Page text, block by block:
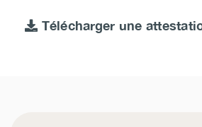
Télécharger une